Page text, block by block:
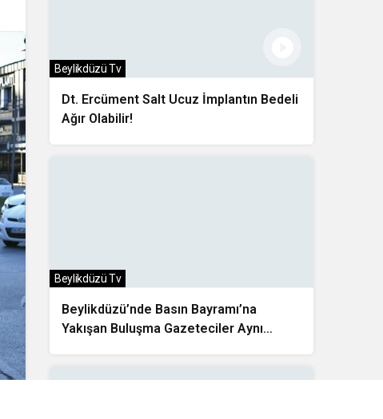
Dt. Ercüment Salt Ucuz İmplantın Bedeli
Ağır Olabilir!
Beylikdüzü Tv
Beylikdüzü’nde Basın Bayramı’na
Yakışan Buluşma Gazeteciler Aynı
Beylikdüzü Tv